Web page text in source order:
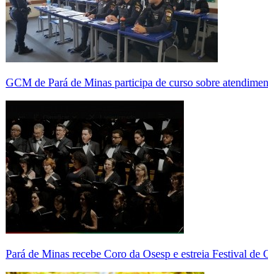
GCM de Pará de Minas participa de curso sobre
Pará de Minas recebe Coro da Osesp e estreia Festival de